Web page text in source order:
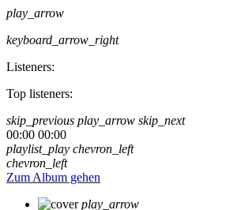
play_arrow
keyboard_arrow_right
Listeners:
Top listeners:
skip_previous play_arrow skip_next
00:00 00:00
playlist_play chevron_left
chevron_left
Zum Album gehen
play_arrow